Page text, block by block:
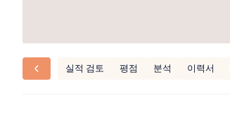
실적 검토 평점 분석 이력서